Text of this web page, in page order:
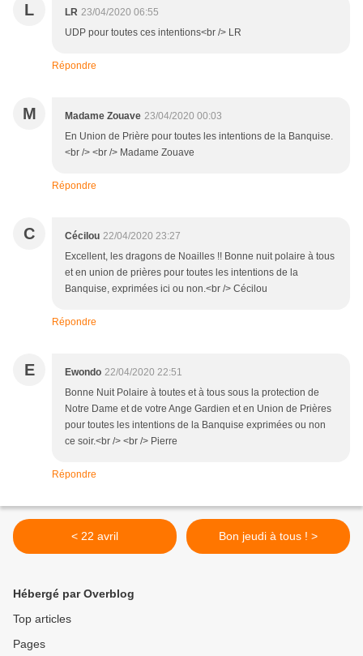
L LR 23/04/2020 06:55
UDP pour toutes ces intentions<br /> LR
Répondre
M Madame Zouave 23/04/2020 00:03
En Union de Prière pour toutes les intentions de la Banquise.
<br /> <br /> Madame Zouave
Répondre
C Cécilou 22/04/2020 23:27
Excellent, les dragons de Noailles !! Bonne nuit polaire à tous
et en union de prières pour toutes les intentions de la
Banquise, exprimées ici ou non.<br /> Cécilou
Répondre
E Ewondo 22/04/2020 22:51
Bonne Nuit Polaire à toutes et à tous sous la protection de
Notre Dame et de votre Ange Gardien et en Union de Prières
pour toutes les intentions de la Banquise exprimées ou non
ce soir.<br /> <br /> Pierre
Répondre
< 22 avril Bon jeudi à tous ! >
Hébergé par Overblog
Top articles
Pages